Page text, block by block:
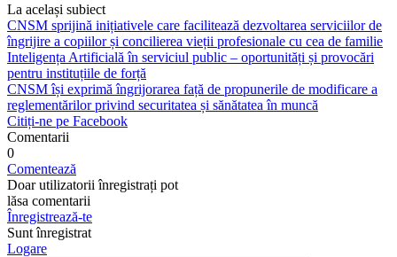
La același subiect
CNSM sprijină inițiativele care facilitează dezvoltarea serviciilor de
îngrijire a copiilor și concilierea vieții profesionale cu cea de familie
Inteligența Artificială în serviciul public – oportunități și provocări
pentru instituțiile de forță
CNSM își exprimă îngrijorarea față de propunerile de modificare a
reglementărilor privind securitatea și sănătatea în muncă
Citiți-ne pe Facebook
Comentarii
0
Comentează
Doar utilizatorii înregistrați pot
lăsa comentarii
Înregistrează-te
Sunt înregistrat
Logare